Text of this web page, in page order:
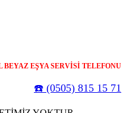
BEYAZ EŞYA SERVİSİ TELEFONU
☎️ (0505) 815 15 71